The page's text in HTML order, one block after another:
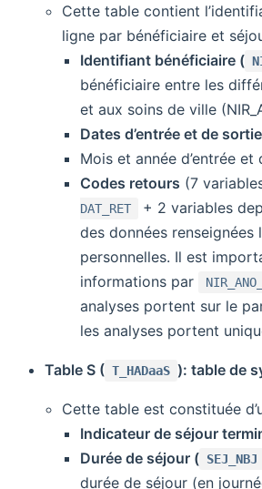
Cette table contient
ligne par bénéficiaire et
Identifiant bénéficiaire (
bénéficiaire entre les
et aux soins de ville
Dates d’entrée et de
Mois et année d’entrée
Codes retours (7
DAT_RET
+ 2 variables
des données renseignées
personnelles. Il est
informations par
analyses portent sur le
les analyses portent
Table S ( T_HADaaS ): table de
Cette table est constituée
Indicateur de séjour
Durée de séjour ( SEJ_NBJ
durée de séjour (en